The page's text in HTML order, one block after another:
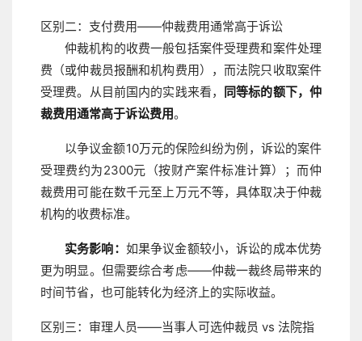
区别二：支付费用——仲裁费用通常高于诉讼
仲裁机构的收费一般包括案件受理费和案件处理
费（或仲裁员报酬和机构费用），而法院只收取案件
受理费。从目前国内的实践来看， 同等标的额下，仲
裁费用通常高于诉讼费用。
以争议金额10万元的保险纠纷为例，诉讼的案件
受理费约为2300元（按财产案件标准计算）；而仲
裁费用可能在数千元至上万元不等，具体取决于仲裁
机构的收费标准。
实务影响： 如果争议金额较小，诉讼的成本优势
更为明显。但需要综合考虑——仲裁一裁终局带来的
时间节省，也可能转化为经济上的实际收益。
区别三：审理人员——当事人可选仲裁员 vs 法院指